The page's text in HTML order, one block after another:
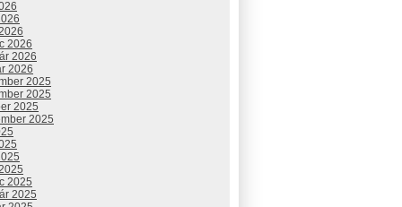
2026
2026
2026
2025
2025
2025
2025
2025
2025